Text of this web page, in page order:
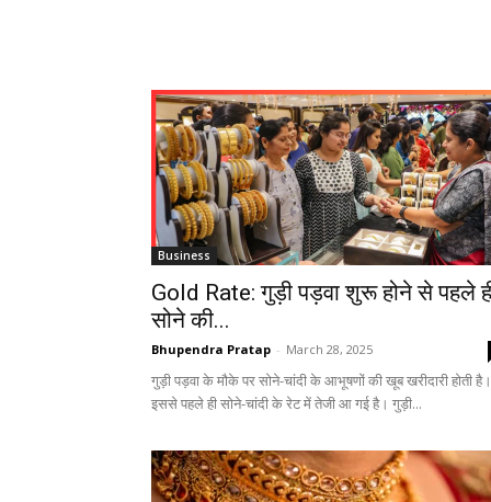
Business
Gold Rate: गुड़ी पड़वा शुरू होने से पहले
सोने की...
Bhupendra Pratap - March 28, 2025
गुड़ी पड़वा के मौके पर सोने-चांदी के आभूषणों की खूब खरीदारी होती है।
इससे पहले ही सोने-चांदी के रेट में तेजी आ गई है। गुड़ी...